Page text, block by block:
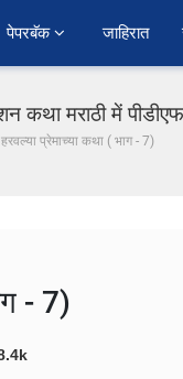
पेपरबॅक जाहिरात
कथा मराठी में पीडीएफ
हरवल्या प्रेमाच्या कथा ( भाग - 7)
- 7)